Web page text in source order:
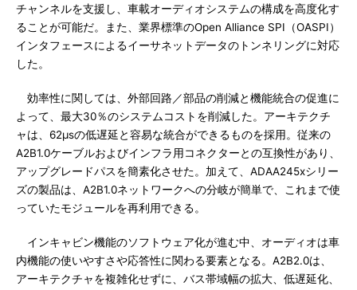
チャンネルを支援し、車載オーディオシステムの構成を高度化す
ることが可能だ。また、業界標準のOpen Alliance SPI（OASPI）
インタフェースによるイーサネットデータのトンネリングに対応
した。
効率性に関しては、外部回路／部品の削減と機能統合の促進に
よって、最大30％のシステムコストを削減した。アーキテクチ
ャは、62μsの低遅延と容易な統合ができるものを採用。従来の
A2B1.0ケーブルおよびインフラ用コネクターとの互換性があり、
アップグレードパスを簡素化させた。加えて、ADAA245xシリー
ズの製品は、A2B1.0ネットワークへの分岐が簡単で、これまで使
っていたモジュールを再利用できる。
インキャビン機能のソフトウェア化が進む中、オーディオは車
内機能の使いやすさや応答性に関わる要素となる。A2B2.0は、
アーキテクチャを複雑化せずに、バス帯域幅の拡大、低遅延化、